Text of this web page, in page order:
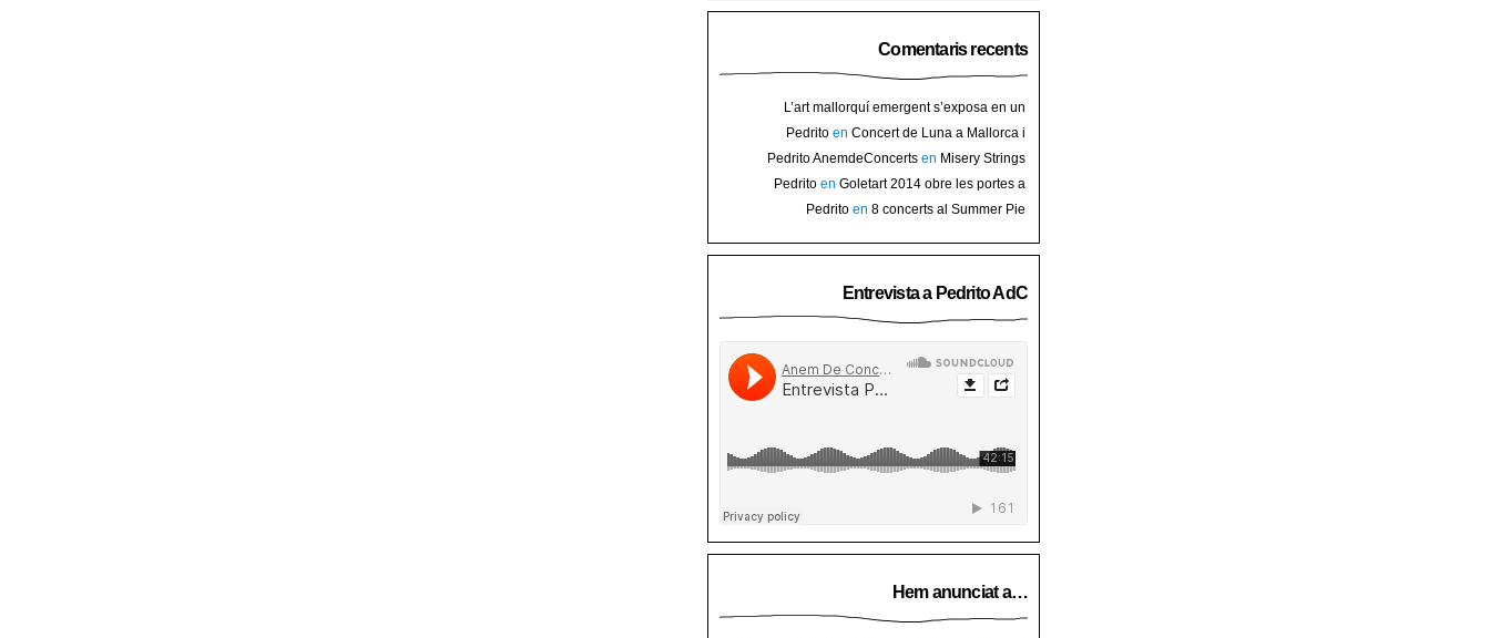
Comentaris recents
L’art mallorquí emergent s’exposa en un
carrer de Binissalem ⋆ Noticias de hoy
en
Binissalem
Pedrito en Concert de Luna a Mallorca i
sorteig d’entrades
Pedrito AnemdeConcerts en Misery Strings
presenten nou disc al Teatre Mar i Terra de
Pedrito en Goletart 2014 obre les portes a
l’art de Binissalem
Pedrito en 8 concerts al Summer Pie
Entrevista a Pedrito AdC
Hem anunciat a…